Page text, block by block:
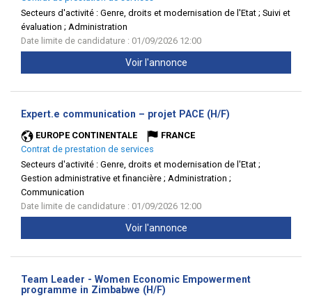
Secteurs d'activité : Genre, droits et modernisation de l'Etat ; Suivi et
évaluation ; Administration
Date limite de candidature : 01/09/2026 12:00
Voir l'annonce
Expert.e communication – projet PACE (H/F)
EUROPE CONTINENTALE
FRANCE
Contrat de prestation de services
Secteurs d'activité : Genre, droits et modernisation de l'Etat ;
Gestion administrative et financière ; Administration ;
Communication
Date limite de candidature : 01/09/2026 12:00
Voir l'annonce
Team Leader - Women Economic Empowerment
programme in Zimbabwe (H/F)